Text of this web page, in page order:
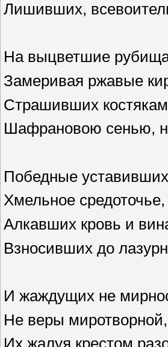
Лишивших,
На выцветшие
Замеривая ржавые
Страшивших
Шафрановою сенью,
Победные
Хмельное
Алкавших кровь и
Взносивших до
И жаждущих не
Не веры
Их жалуя крестом